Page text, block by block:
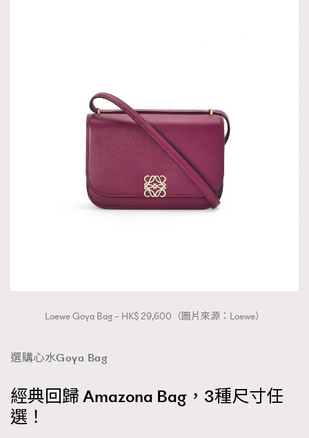
Loewe Goya Bag – HK$ 29,600（圖片來源：Loewe）
選購心水Goya Bag
經典回歸 Amazona Bag，3種尺寸任
選！